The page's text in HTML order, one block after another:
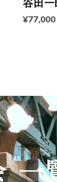
谷田一
¥77,000